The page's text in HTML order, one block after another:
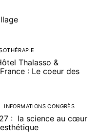
Thalasso &
: Le coeur des
INFORMATIONS CONGRÈS
: la science au cœur